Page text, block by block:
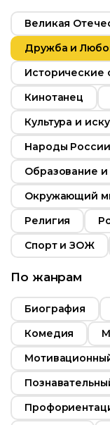
Россия
Великая
Дружба и
Исторические
Кинотанец
Культура и
Народы
Образование и
Окружающий
Религия
Спорт и ЗОЖ
По жанрам
Биография
Комедия